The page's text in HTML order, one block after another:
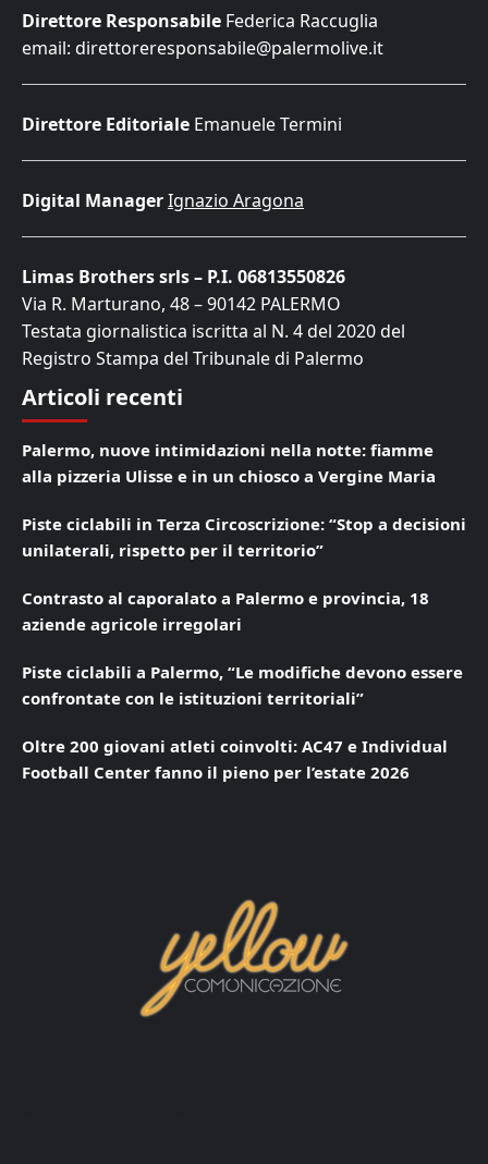
Direttore Responsabile Federica Raccuglia
email: direttoreresponsabile@palermolive.it
Direttore Editoriale Emanuele Termini
Digital ManagerIgnazio Aragona
Limas Brothers srls – P.I. 06813550826
Via R. Marturano, 48 – 90142 PALERMO
Testata giornalistica iscritta al N. 4 del 2020 del
Registro Stampa del Tribunale di Palermo
Articoli recenti
Palermo, nuove intimidazioni nella notte: fiamme
alla pizzeria Ulisse e in un chiosco a Vergine Maria
Piste ciclabili in Terza Circoscrizione: “Stop a decisioni
unilaterali, rispetto per il territorio”
Contrasto al caporalato a Palermo e provincia, 18
aziende agricole irregolari
Piste ciclabili a Palermo, “Le modifiche devono essere
confrontate con le istituzioni territoriali”
Oltre 200 giovani atleti coinvolti: AC47 e Individual
Football Center fanno il pieno per l’estate 2026